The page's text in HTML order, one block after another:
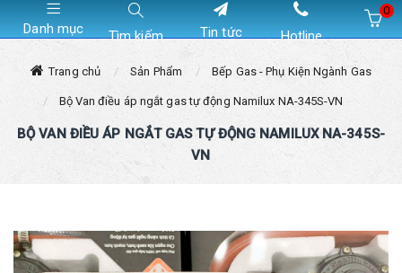
Danh mục Tìm kiếm Tin tức Hotline
0
Trang chủ Sản Phẩm Bếp Gas - Phụ Kiện Ngành Gas
Bộ Van điều áp ngắt gas tự động Namilux NA-345S-VN
BỘ VAN ĐIỀU ÁP NGẮT GAS TỰ ĐỘNG NAMILUX NA-345S-
VN